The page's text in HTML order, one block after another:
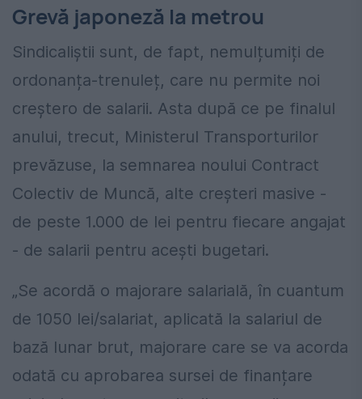
Grevă japoneză la metrou
Sindicaliștii sunt, de fapt, nemulțumiți de
ordonanța-trenuleț, care nu permite noi
creștero de salarii. Asta după ce pe finalul
anului, trecut, Ministerul Transporturilor
prevăzuse, la semnarea noului Contract
Colectiv de Muncă, alte creșteri masive -
de peste 1.000 de lei pentru fiecare angajat
- de salarii pentru acești bugetari.
„Se acordă o majorare salarială, în cuantum
de 1050 lei/salariat, aplicată la salariul de
bază lunar brut, majorare care se va acorda
odată cu aprobarea sursei de finanțare